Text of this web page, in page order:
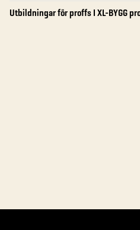
Utbildningar för proffs I XL-BYGG